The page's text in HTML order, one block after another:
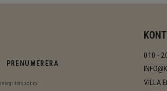
PRENUMERERA
integritetspolicy.
010 -
VILLA